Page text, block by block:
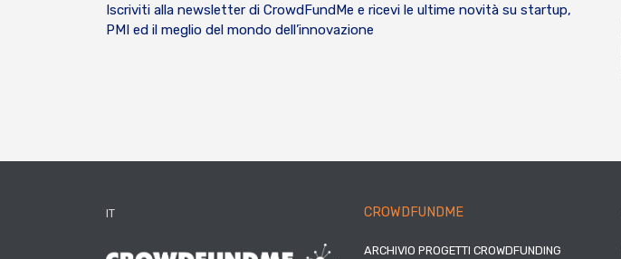
Iscriviti alla newsletter di CrowdFundMe e ricevi le ultime novità su startup,
PMI ed il meglio del mondo dell’innovazione
IT CROWDFUNDME
ARCHIVIO PROGETTI CROWDFUNDING